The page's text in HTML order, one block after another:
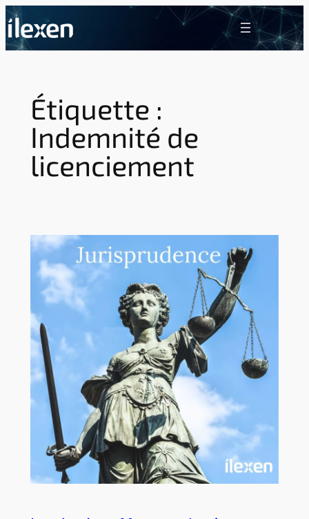
Aller
au
contenu
Étiquette :
Indemnité de
licenciement